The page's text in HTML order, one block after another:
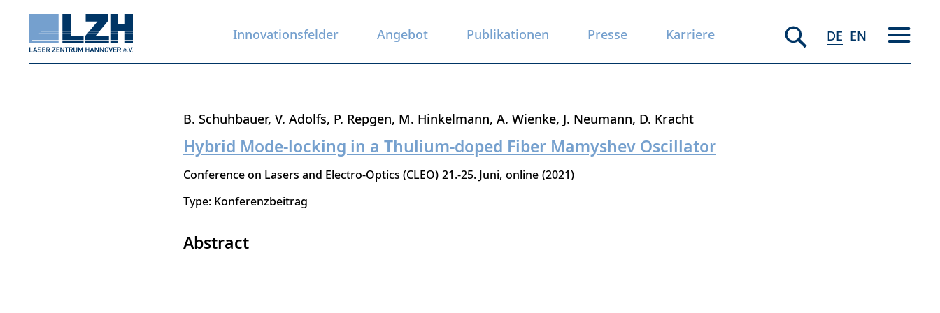
Innovationsfelder Angebot Publikationen Presse Karriere DE EN
B. Schuhbauer V. Adolfs P. Repgen M. Hinkelmann A. Wienke J. Neumann D. Kracht
Hybrid Mode-locking in a Thulium-doped Fiber Mamyshev Oscillator
Conference on Lasers and Electro-Optics (CLEO) 21.-25. Juni online 2021
Type: Konferenzbeitrag
Abstract